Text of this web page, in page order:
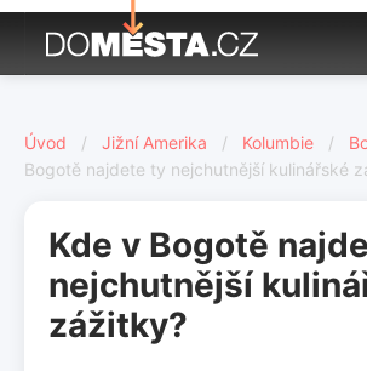
Úvod / Jižní Amerika / Kolumbie /
Bogotě najdete ty nejchutnější kulinářské
Kde v Bogotě
nejchutnější
zážitky?